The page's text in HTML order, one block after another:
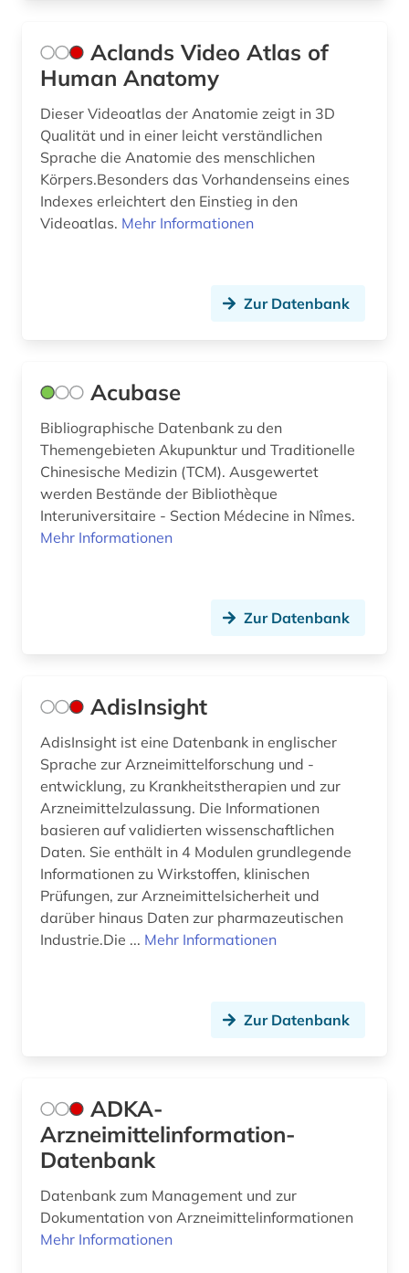
din-iso-norm (1)
din-vde-norm (1)
disability studies (1)
discovery service (1)
diversität (1)
diätetik (1)
dns (3)
dns-sequenz (1)
drogenmissbrauch (1)
duftstoff (1)
e-book (6)
e-learning (4)
ebook (3)
ejournals (1)
electronic lab notebook (1)
elektromagnetische felder (1)
Aclands Video Atlas of
Human Anatomy
Dieser Videoatlas der Anatomie zeigt in 3D
Qualität und in einer leicht verständlichen
Sprache die Anatomie des menschlichen
Körpers.Besonders das Vorhandenseins eines
Indexes erleichtert den Einstieg in den
Videoatlas. Mehr Informationen
Zur Datenbank
Acubase
Bibliographische Datenbank zu den
Themengebieten Akupunktur und Traditionelle
Chinesische Medizin (TCM). Ausgewertet
werden Bestände der Bibliothèque
Interuniversitaire - Section Médecine in Nîmes.
Mehr Informationen
Zur Datenbank
AdisInsight
AdisInsight ist eine Datenbank in englischer
Sprache zur Arzneimittelforschung und -
entwicklung, zu Krankheitstherapien und zur
Arzneimittelzulassung. Die Informationen
basieren auf validierten wissenschaftlichen
Daten. Sie enthält in 4 Modulen grundlegende
Informationen zu Wirkstoffen, klinischen
Prüfungen, zur Arzneimittelsicherheit und
darüber hinaus Daten zur pharmazeutischen
Industrie.Die ... Mehr Informationen
Zur Datenbank
ADKA-
Arzneimittelinformation-
Datenbank
Datenbank zum Management und zur
Dokumentation von Arzneimittelinformationen
Mehr Informationen